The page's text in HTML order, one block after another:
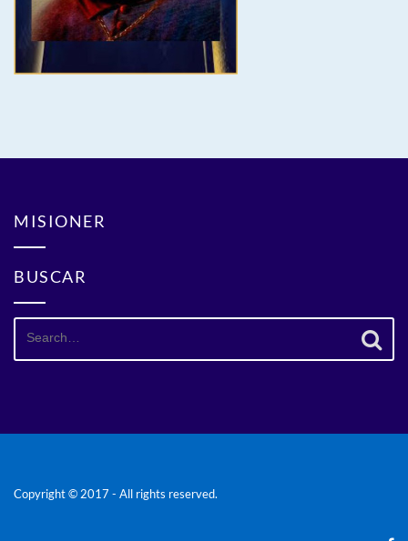
MISIONER
BUSCAR
Search
Copyright © 2017 - All rights reserved.